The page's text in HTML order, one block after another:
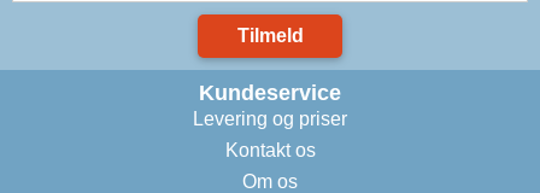
Tilmeld
Kundeservice
Levering og priser
Kontakt os
Om os